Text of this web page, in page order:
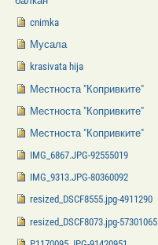
cnimka
Мусала
krasivata hija
Местноста "Копривките"
Местноста "Копривките"
Местноста "Копривките"
IMG_6867.JPG-92555019
IMG_9313.JPG-80360092
resized_DSCF8555.jpg-4911290
resized_DSCF8073.jpg-57301065